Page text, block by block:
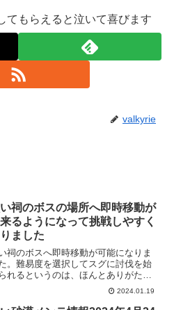
てもらえると泣いて喜びます
valkyrie
祠のボスの場所へ即時移動が
るようになって挑戦しやすく
ました
祠のボスへ即時移動が可能になりま
。難易度を選択してスグに討伐を始
れるというのは、ほんとありがた
。素敵なアップデートだと思います。
い場所に居たとしてもこの機能を使え
2024.01.19